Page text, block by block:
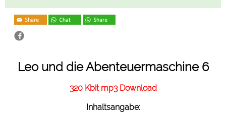
Leo und die Abenteuermaschine 6
320 Kbit mp3 Download
Inhaltsangabe: